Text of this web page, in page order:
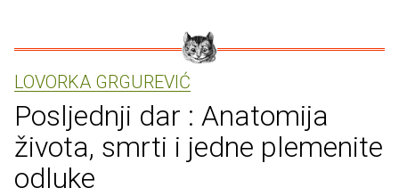
LOVORKA GRGUREVIĆ
Posljednji dar : Anatomija
života, smrti i jedne plemenite
odluke